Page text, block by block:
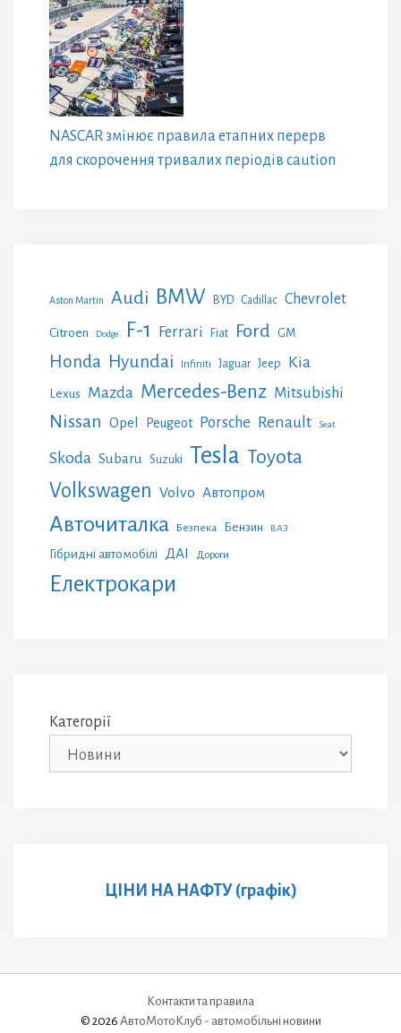
NASCAR змінює правила етапних перерв
для скорочення тривалих періодів caution
Aston Martin Audi BMW BYD Cadillac Chevrolet
Citroen Dodge F-1 Ferrari Fiat Ford GM
Honda Hyundai Infiniti Jaguar Jeep Kia
Lexus Mazda Mercedes-Benz Mitsubishi
Nissan Opel Peugeot Porsche Renault Seat
Skoda Subaru Suzuki Tesla Toyota
Volkswagen Volvo Автопром
Авточиталка Безпека Бензин ВАЗ
Гібридні автомобілі ДАІ Дороги
Електрокари
Категорії
ЦІНИ НА НАФТУ (графік)
Контакти та правила
© 2026 АвтоМотоКлуб - автомобільні новини